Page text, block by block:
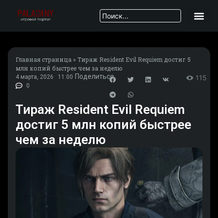
Главная страница » Тираж Resident Evil Requiem достиг 5
млн копий быстрее чем за неделю
4 марта, 2026
11:00
0
Поделиться 115
Тираж Resident Evil Requiem
достиг 5 млн копий быстрее
чем за неделю